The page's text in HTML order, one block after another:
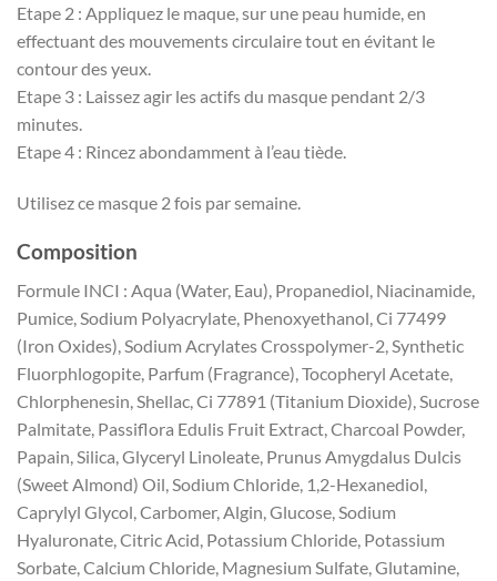
Etape 2 : Appliquez le maque, sur une peau humide, en
effectuant des mouvements circulaire tout en évitant le
contour des yeux.
Etape 3 : Laissez agir les actifs du masque pendant 2/3
minutes.
Etape 4 : Rincez abondamment à l’eau tiède.
Utilisez ce masque 2 fois par semaine.
Composition
Formule INCI : Aqua (Water, Eau), Propanediol, Niacinamide,
Pumice, Sodium Polyacrylate, Phenoxyethanol, Ci 77499
(Iron Oxides), Sodium Acrylates Crosspolymer-2, Synthetic
Fluorphlogopite, Parfum (Fragrance), Tocopheryl Acetate,
Chlorphenesin, Shellac, Ci 77891 (Titanium Dioxide), Sucrose
Palmitate, Passiflora Edulis Fruit Extract, Charcoal Powder,
Papain, Silica, Glyceryl Linoleate, Prunus Amygdalus Dulcis
(Sweet Almond) Oil, Sodium Chloride, 1,2-Hexanediol,
Caprylyl Glycol, Carbomer, Algin, Glucose, Sodium
Hyaluronate, Citric Acid, Potassium Chloride, Potassium
Sorbate, Calcium Chloride, Magnesium Sulfate, Glutamine,